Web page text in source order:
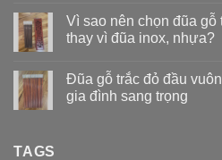
Vì sao nên chọn đũa gỗ
thay vì đũa inox, nhựa?
Đũa gỗ trắc đỏ đầu
gia đình sang trọng
TAGS